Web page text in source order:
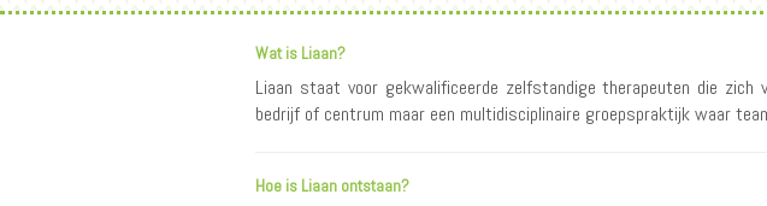
Wat is Liaan?
Liaan staat voor gekwalificeerde zelfstandige therapeuten die zich
bedrijf of centrum maar een multidisciplinaire groepspraktijk waar
Hoe is Liaan ontstaan?